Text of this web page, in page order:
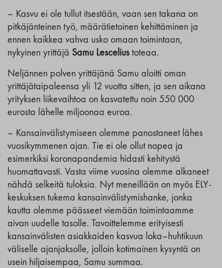
– Kasvu ei ole tullut itsestään, vaan sen takana on
pitkäjänteinen työ, määrätietoinen kehittäminen ja
ennen kaikkea vahva usko omaan toimintaan,
nykyinen yrittäjä Samu Lesceliustoteaa.
Neljännen polven yrittäjänä Samu aloitti oman
yrittäjätaipaleensa yli 12 vuotta sitten, ja sen aikana
yrityksen liikevaihtoa on kasvatettu noin 550 000
eurosta lähelle miljoonaa euroa.
– Kansainvälistymiseen olemme panostaneet lähes
vuosikymmenen ajan. Tie ei ole ollut nopea ja
esimerkiksi koronapandemia hidasti kehitystä
huomattavasti. Vasta viime vuosina olemme alkaneet
nähdä selkeitä tuloksia. Nyt meneillään on myös ELY-
keskuksen tukema kansainvälistymishanke, jonka
kautta olemme päässeet viemään toimintaamme
aivan uudelle tasolle. Tavoittelemme erityisesti
kansainvälisten asiakkaiden kasvua loka–huhtikuun
väliselle ajanjaksolle, jolloin kotimainen kysyntä on
usein hiljaisempaa, Samu summaa.